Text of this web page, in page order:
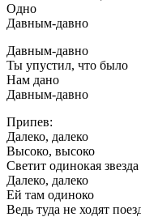
Одно
Давным-давно
Давным-давно
Ты упустил, что было
Нам дано
Давным-давно
Припев:
Далеко, далеко
Высоко, высоко
Светит одинокая звезда
Далеко, далеко
Ей там одиноко
Ведь туда не ходят